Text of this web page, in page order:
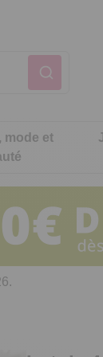
du
du
du
mode et
du
du
du